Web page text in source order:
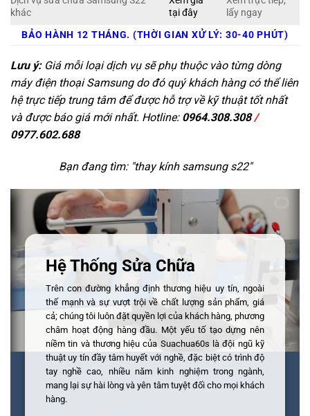
khác
tại đây
lấy ngay
BẢO HÀNH 12 THÁNG. (THỜI GIAN XỬ LÝ: 30-40 PHÚT)
Lưu ý:Giá mỗi loại dịch vụ sẽ phụ thuộc vào từng dòng
máy điện thoại Samsung do đó quý khách hàng có thể liên
hệ trực tiếp trung tâm để được hỗ trợ về kỹ thuật tốt nhất
và được báo giá mới nhất. Hotline: 0964.308.308/
0977.602.688
Bạn đang tìm: "thay kính samsung s22"
Hệ Thống Sửa Chữa
Trên con đường khẳng định thương hiệu uy tín, ngoài
thế mạnh và sự vượt trội về chất lượng sản phẩm, giá
cả; chúng tôi luôn đặt quyền lợi của khách hàng, phương
châm hoạt động hàng đầu. Một yếu tố tạo dựng nên
niềm tin và thương hiệu của Suachua60s là đội ngũ kỹ
thuật uy tín đầy tâm huyết với nghề, đặc biệt có trình độ
tay nghề cao, nhiều năm kinh nghiệm trong ngành,
mang lại sự hài lòng và yên tâm tuyệt đối cho mọi khách
hàng.